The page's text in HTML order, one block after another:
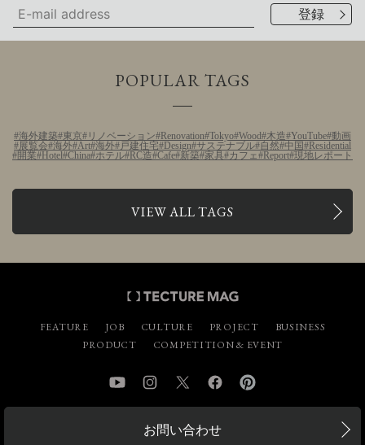
POPULAR TAGS
海外建築 東京 リノベーション Renovation Tokyo Wood 木造 YouTube 動画
展覧会 海外 Art 海外 戸建住宅 Design サステナブル 自然 中国
Residential
開業
Hotel China ホテル RC造 Cafe 新築 家具 カフェ Report 現地レポート
VIEW ALL TAGS
FEATURE JOB CULTURE PROJECT
BUSINESS
PRODUCT
COMPETITION & EVENT
YouTube InstagramTwitter Facebook
お問い合わせ